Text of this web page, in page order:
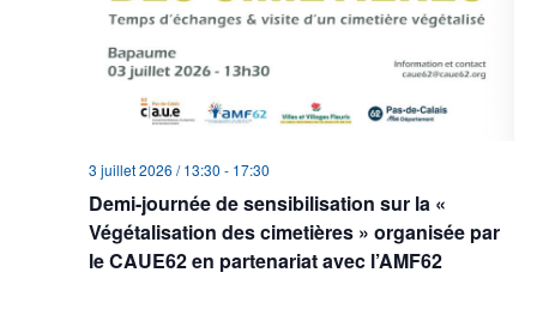
Demi-journée de sensibilisation sur la «
Végétalisation des cimetières » organisée par
le CAUE62 en partenariat avec l’AMF62
3 juillet 2026 / 13:30 - 17:30